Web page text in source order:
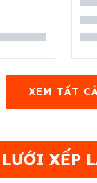
XEM TẤT
XẾP